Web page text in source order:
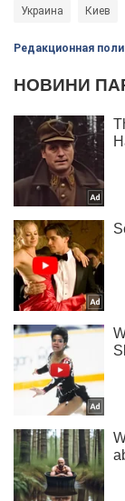
Украина Киев
Редакционная